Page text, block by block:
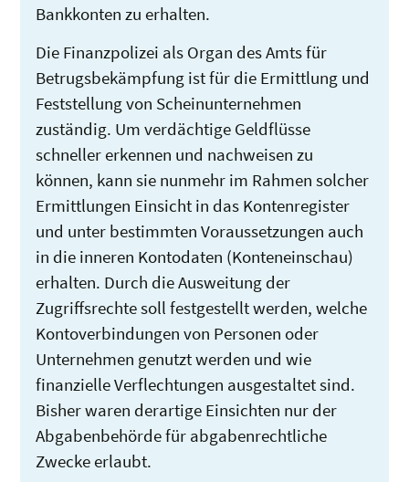
Bankkonten zu erhalten.
Die Finanzpolizei als Organ des Amts für
Betrugsbekämpfung ist für die Ermittlung und
Feststellung von Scheinunternehmen
zuständig. Um verdächtige Geldflüsse
schneller erkennen und nachweisen zu
können, kann sie nunmehr im Rahmen solcher
Ermittlungen Einsicht in das Kontenregister
und unter bestimmten Voraussetzungen auch
in die inneren Kontodaten (Konteneinschau)
erhalten. Durch die Ausweitung der
Zugriffsrechte soll festgestellt werden, welche
Kontoverbindungen von Personen oder
Unternehmen genutzt werden und wie
finanzielle Verflechtungen ausgestaltet sind.
Bisher waren derartige Einsichten nur der
Abgabenbehörde für abgabenrechtliche
Zwecke erlaubt.